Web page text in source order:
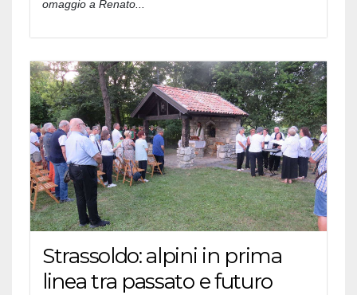
omaggio a Renato...
Strassoldo: alpini in prima
linea tra passato e futuro